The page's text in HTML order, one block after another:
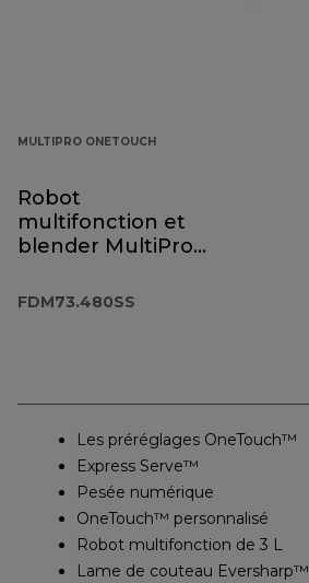
MULTIPRO ONETOUCH
Robot
multifonction et
blender MultiPro
FDM73.480SS
FDM73.480SS
Les préréglages OneTouch™
Express Serve™
Pesée numérique
OneTouch™ personnalisé
Robot multifonction de 3 L
Lame de couteau Eversharp™